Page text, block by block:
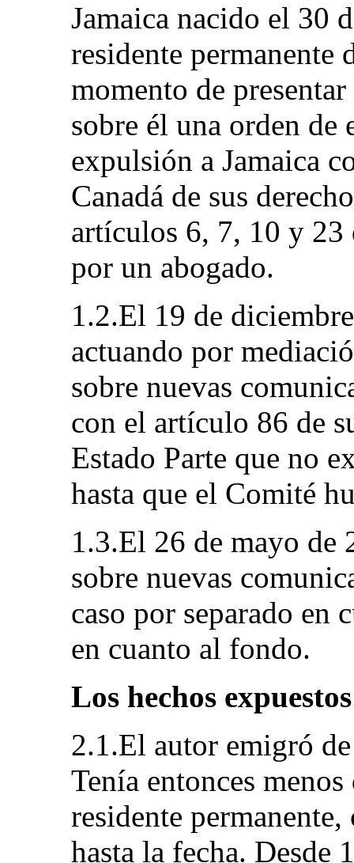
Jamaica nacido el 30
residente permanente
momento de
sobre él una orden
expulsión a Jamaica
Canadá de sus
artículos 6, 7, 10 y 23
por un abogado.
1.2.El 19 de
actuando por
sobre nuevas
con el artículo 86 de
Estado Parte que no
hasta que el Comité
1.3.El 26 de mayo de
sobre nuevas
caso por separado en
en cuanto al fondo.
Los hechos
2.1.El autor emigró
Tenía entonces
residente
hasta la fecha. Desde